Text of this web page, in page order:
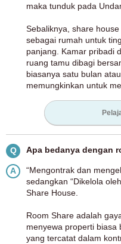
maka tunduk pada
Sebaliknya, share
sebagai rumah untuk
panjang. Kamar pribadi
ruang tamu dibagi
biasanya satu bulan
memungkinkan untuk
Q Apa bedanya dengan
A
“Mengontrak dan
sedangkan “Dikelola
Share House.
Room Share adalah
menyewa properti biasa
yang tercatat dalam